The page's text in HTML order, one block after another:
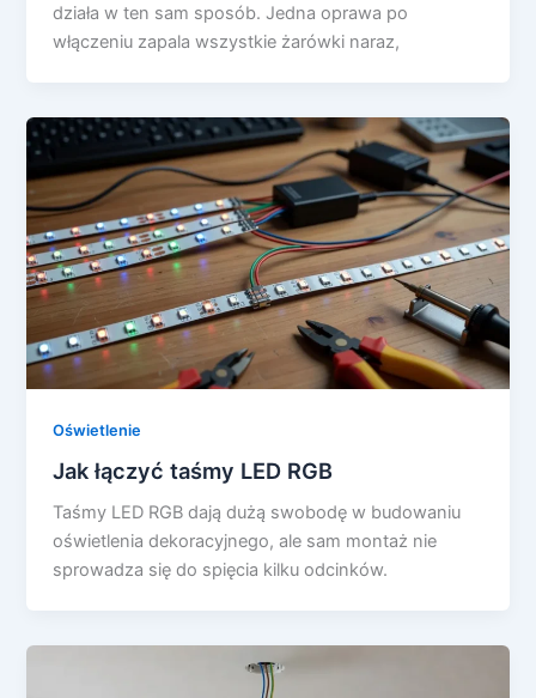
działa w ten sam sposób. Jedna oprawa po
włączeniu zapala wszystkie żarówki naraz,
Oświetlenie
Jak łączyć taśmy LED RGB
Taśmy LED RGB dają dużą swobodę w budowaniu
oświetlenia dekoracyjnego, ale sam montaż nie
sprowadza się do spięcia kilku odcinków.